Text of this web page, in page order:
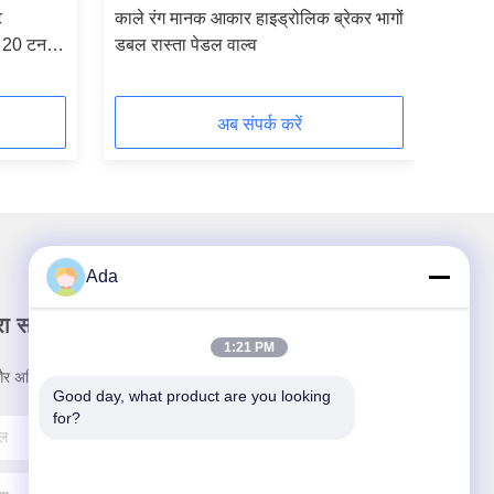
टन
काले रंग मानक आकार हाइड्रोलिक ब्रेकर भागों
डबल रास्ता पेडल वाल्व
अब संपर्क करें
समाचार पत्र
अधिक के लिए हमारे न्यूज़लेटर की सदस्यता लें।
Ada
1:21 PM
Good day, what product are you looking
for?